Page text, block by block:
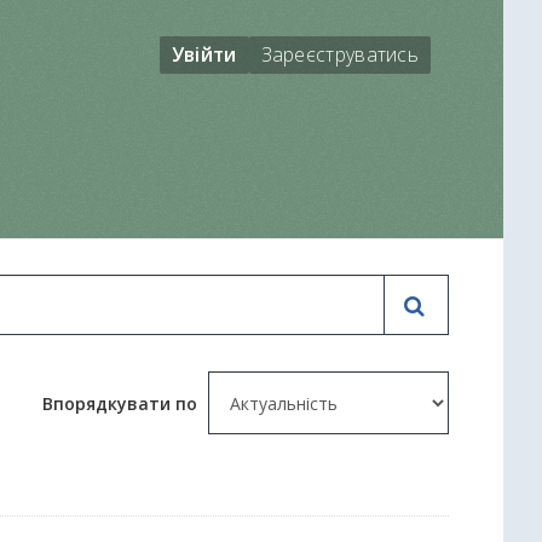
Увійти Зареєструватись
Впорядкувати по